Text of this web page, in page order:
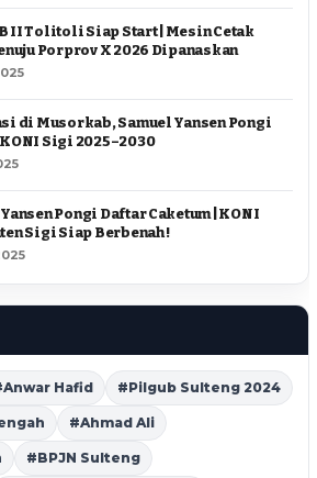
II Tolitoli Siap Start | Mesin Cetak
Porprov X 2026 Dipanaskan
di Musorkab, Samuel Yansen Pongi
Sigi 2025–2030
Pongi Daftar Caketum | KONI
Sigi Siap Berbenah !
Hafid #Pilgub Sulteng 2024
#Ahmad Ali
#BPJN Sulteng